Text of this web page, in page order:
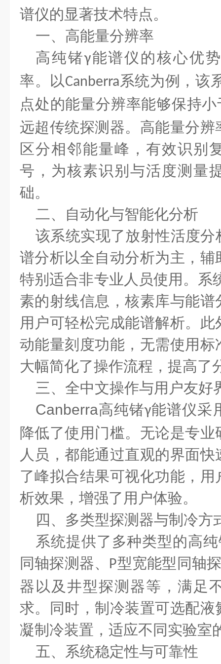
谱仪的显著技术特点。
一、高能量分辨率
高纯锗γ能谱仪的核心优
率。以Canberra系统为例，该
点处的能量分辨率能够保持小
远超传统探测器。高能量分
区分相邻能量峰，有效识别
号，为核素识别与活度测量
础。
二、自动化与智能化分析
该系统实现了放射性活度
谱分析以全自动分析为主，
特别适合非专业人员使用。系
素的射线信息，核素库与能
用户可轻松完成能谱解析。
动能量刻度功能，无需使用
大幅简化了操作流程，提高了
三、全中文操作与用户友好
Canberra高纯锗γ能谱仪采
降低了使用门槛。无论是专
人员，都能通过直观的界面
了峰拟合结果可视化功能，
析效果，增强了用户体验。
四、多类型探测器与制冷方
系统提供了多种类型的高
同轴探测器、 P型宽能型同轴
器以及井型探测器等，满足
求。同时，制冷装置可选配
凝制冷装置，适应不同实验室
五、系统稳定性与可靠性